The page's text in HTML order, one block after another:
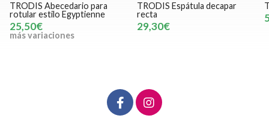
TRODIS Espátula decapar
recta
29,30€
TRODIS Esponja poliéster
5,21€